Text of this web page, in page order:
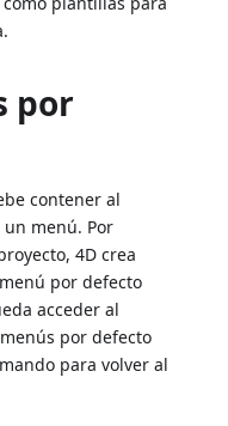
por
contener al
menú. Por
4D crea
por defecto
acceder al
por defecto
para volver al